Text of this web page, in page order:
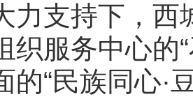
力支持下，西
织服务中心的
的“民族同心·